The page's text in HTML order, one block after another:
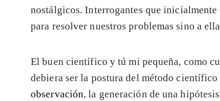
nostálgicos. Interrogantes que
para resolver nuestros problemas sino a
El buen científico y tú mi pequeña, como
debiera ser la postura del método
observación, la generación de una